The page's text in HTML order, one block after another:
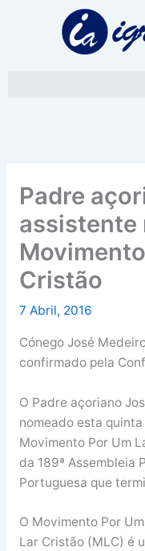
Padre
assistente
Cristão
7 Abril, 2016
Cónego José
confirmado pela
O Padre açoriano
nomeado esta
Movimento Por Um
da 189ª Assembleia
Portuguesa que
O Movimento Por
Lar Cristão (MLC) é